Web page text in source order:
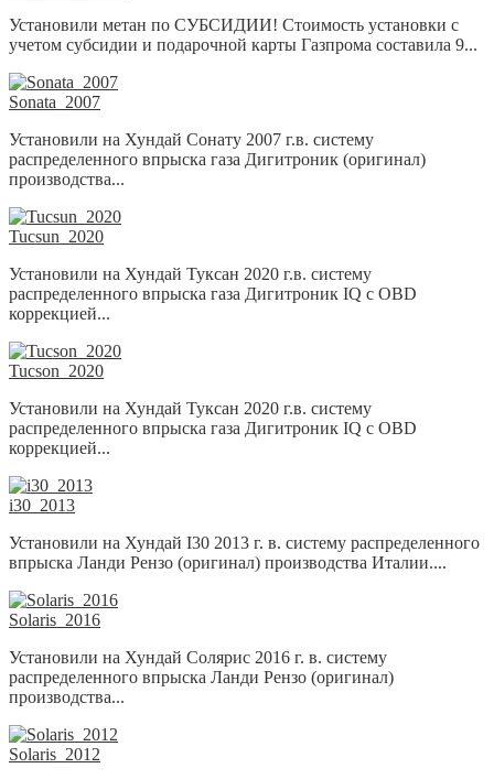
Установили метан по СУБСИДИИ! Стоимость установки с
учетом субсидии и подарочной карты Газпрома составила 9...
Sonata_2007
Установили на Хундай Сонату 2007 г.в. систему
распределенного впрыска газа Дигитроник (оригинал)
производства...
Tucsun_2020
Установили на Хундай Туксан 2020 г.в. систему
распределенного впрыска газа Дигитроник IQ с OBD
коррекцией...
Tucson_2020
Установили на Хундай Туксан 2020 г.в. систему
распределенного впрыска газа Дигитроник IQ с OBD
коррекцией...
i30_2013
Установили на Хундай I30 2013 г. в. систему распределенного
впрыска Ланди Рензо (оригинал) производства Италии....
Solaris_2016
Установили на Хундай Солярис 2016 г. в. систему
распределенного впрыска Ланди Рензо (оригинал)
производства...
Solaris_2012